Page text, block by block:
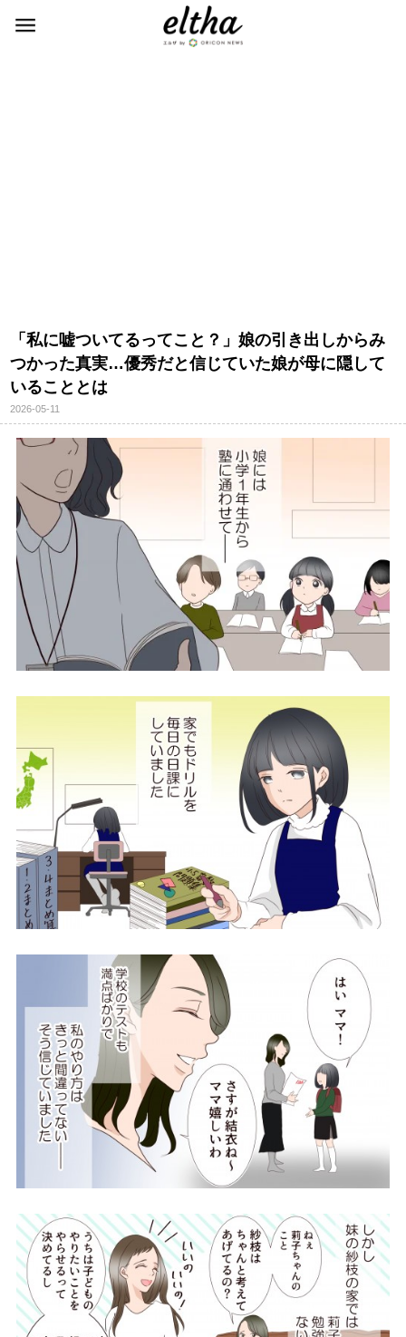
「私に嘘ついてるってこと？」娘の引き出しからみ
つかった真実…優秀だと信じていた娘が母に隠して
いることとは
2026-05-11